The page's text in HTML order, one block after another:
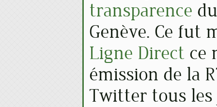
transparence
Genève. Ce fut
Ligne Direct ce
émission de la
Twitter tous les